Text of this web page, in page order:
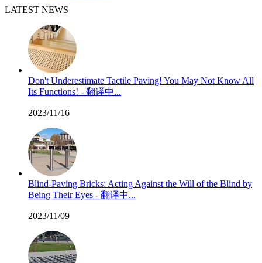
LATEST NEWS
Don't Underestimate Tactile Paving! You May Not Know All
Its Functions! - 翻译中...
2023/11/16
Blind-Paving Bricks: Acting Against the Will of the Blind by
Being Their Eyes - 翻译中...
2023/11/09